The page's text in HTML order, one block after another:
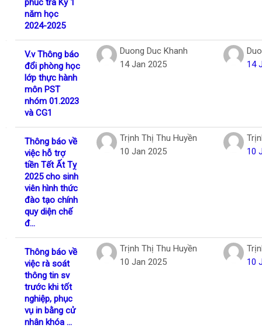
năm học
2024-2025
V.v Thông báo
đổi phòng học
lớp thực hành
môn PST
nhóm 01.2023
và CG1
Duong Duc Khanh
14 Jan 2025
14
Thông báo về
việc hỗ trợ
tiền Tết Ất Tỵ
2025 cho sinh
viên hình thức
đào tạo chính
quy diện chế
đ...
Trịnh Thị Thu Huyền
10 Jan 2025
10
Thông báo về
việc rà soát
thông tin sv
trước khi tốt
nghiệp, phục
vụ in bằng cử
nhân khóa ...
Trịnh Thị Thu Huyền
10 Jan 2025
10